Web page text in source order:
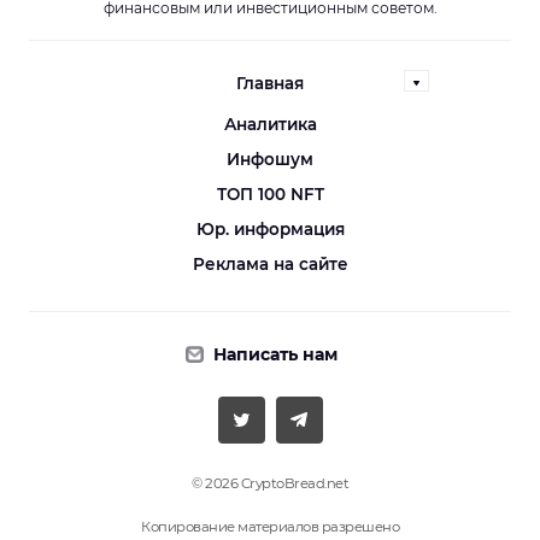
финансовым или инвестиционным советом.
Главная
Аналитика
Инфошум
ТОП 100 NFT
Юр. информация
Реклама на сайте
Написать нам
© 2026 CryptoBread.net
Копирование материалов разрешено